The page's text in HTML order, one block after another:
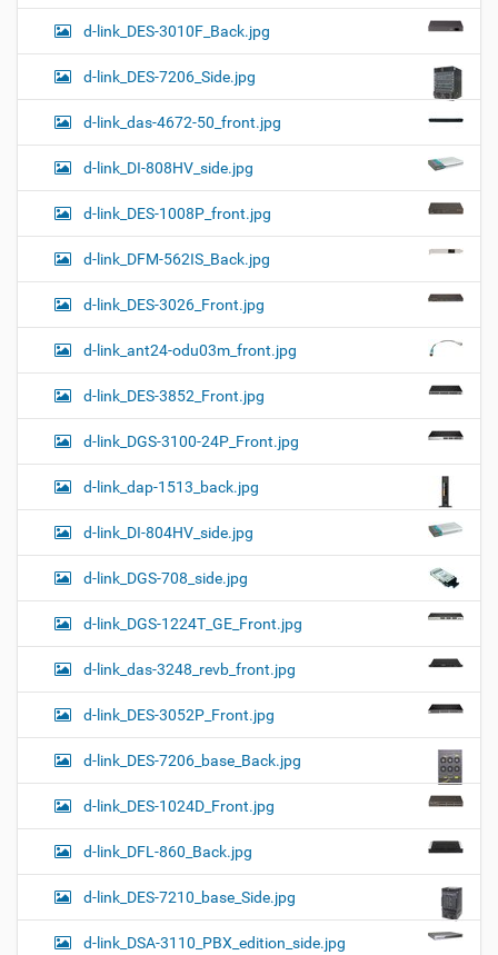
d-link_DES-3010F_Back.jpg
d-link_DES-7206_Side.jpg
d-link_das-4672-50_front.jpg
d-link_DI-808HV_side.jpg
d-link_DES-1008P_front.jpg
d-link_DFM-562IS_Back.jpg
d-link_DES-3026_Front.jpg
d-link_ant24-odu03m_front.jpg
d-link_DES-3852_Front.jpg
d-link_DGS-3100-24P_Front.jpg
d-link_dap-1513_back.jpg
d-link_DI-804HV_side.jpg
d-link_DGS-708_side.jpg
d-link_DGS-1224T_GE_Front.jpg
d-link_das-3248_revb_front.jpg
d-link_DES-3052P_Front.jpg
d-link_DES-7206_base_Back.jpg
d-link_DES-1024D_Front.jpg
d-link_DFL-860_Back.jpg
d-link_DES-7210_base_Side.jpg
d-link_DSA-3110_PBX_edition_side.jpg